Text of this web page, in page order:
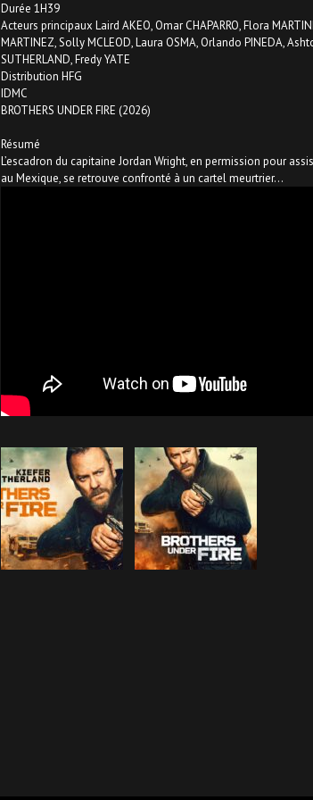
Durée 1H39
Acteurs principaux Laird AKEO, Omar CHAPARRO, Flora
MARTINEZ, Solly MCLEOD, Laura OSMA, Orlando PINEDA,
SUTHERLAND, Fredy YATE
Distribution HFG
IDMC
BROTHERS UNDER FIRE (2026)
Résumé
L’escadron du capitaine Jordan Wright, en permission pour
au Mexique, se retrouve confronté à un cartel meurtrier…